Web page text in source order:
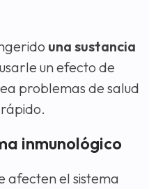
una sustancia
un efecto de
problemas de salud
inmunológico
afecten el sistema